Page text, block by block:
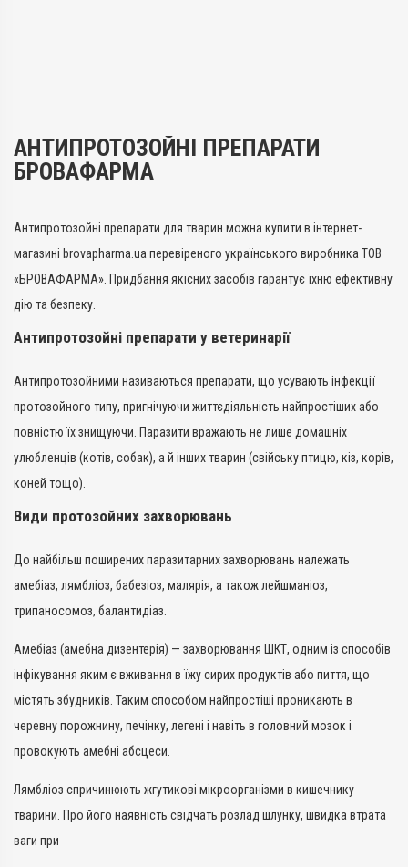
Діючи речовини
Галофугінону лактат
Види тварин
Застосування
Перорально
Призначення
Від діареї
Діючи речовини
Галофугінону лактат
Застосування
Перорально
Призначення
АНТИПРОТОЗОЙНІ ПРЕПАРАТИ
БРОВАФАРМА
Антипротозойні препарати для тварин можна купити в інтернет-
магазині brovapharma.ua перевіреного українського виробника ТОВ
«БРОВАФАРМА». Придбання якісних засобів гарантує їхню ефективну
дію та безпеку.
Антипротозойні препарати у ветеринарії
Антипротозойними називаються препарати, що усувають інфекції
протозойного типу, пригнічуючи життєдіяльність найпростіших або
повністю їх знищуючи. Паразити вражають не лише домашніх
улюбленців (котів, собак), а й інших тварин (свійську птицю, кіз, корів,
коней тощо).
Види протозойних захворювань
До найбільш поширених паразитарних захворювань належать
амебіаз, лямбліоз, бабезіоз, малярія, а також лейшманіоз,
трипаносомоз, балантидіаз.
Амебіаз (амебна дизентерія) — захворювання ШКТ, одним із способів
інфікування яким є вживання в їжу сирих продуктів або пиття, що
містять збудників. Таким способом найпростіші проникають в
черевну порожнину, печінку, легені і навіть в головний мозок і
провокують амебні абсцеси.
Лямбліоз спричинюють жгутикові мікроорганізми в кишечнику
тварини. Про його наявність свідчать розлад шлунку, швидка втрата
ваги при